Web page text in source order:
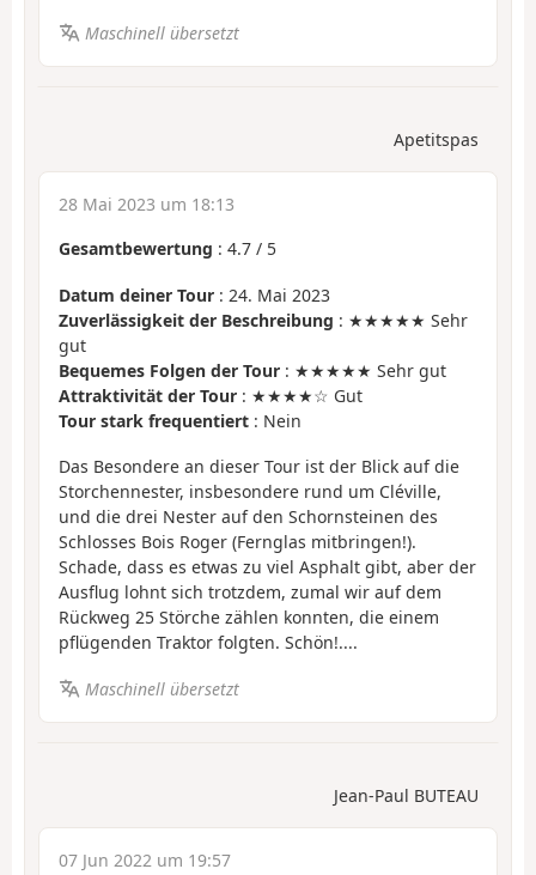
Maschinell übersetzt
Apetitspas
28 Mai 2023 um 18:13
Gesamtbewertung : 4.7 / 5
Datum deiner Tour : 24. Mai 2023
Zuverlässigkeit der Beschreibung : ★★★★★ Sehr
gut
Bequemes Folgen der Tour : ★★★★★ Sehr gut
Attraktivität der Tour : ★★★★☆ Gut
Tour stark frequentiert : Nein
Das Besondere an dieser Tour ist der Blick auf die
Storchennester, insbesondere rund um Cléville,
und die drei Nester auf den Schornsteinen des
Schlosses Bois Roger (Fernglas mitbringen!).
Schade, dass es etwas zu viel Asphalt gibt, aber der
Ausflug lohnt sich trotzdem, zumal wir auf dem
Rückweg 25 Störche zählen konnten, die einem
pflügenden Traktor folgten. Schön!....
Maschinell übersetzt
Jean-Paul BUTEAU
07 Jun 2022 um 19:57